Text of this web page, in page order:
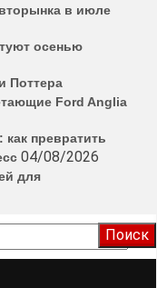
в июле
осенью
Поттера
Ford Anglia
превратить
04/08/2026
для